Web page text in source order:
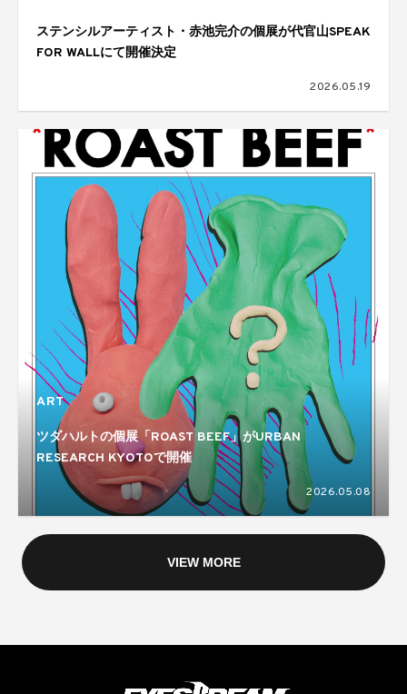
ステンシルアーティスト・赤池完介の個展が代官山SPEAK
FOR WALLにて開催決定
2026.05.19
ART
ツダハルトの個展「ROAST BEEF」がURBAN
RESEARCH KYOTOで開催
2026.05.08
VIEW MORE